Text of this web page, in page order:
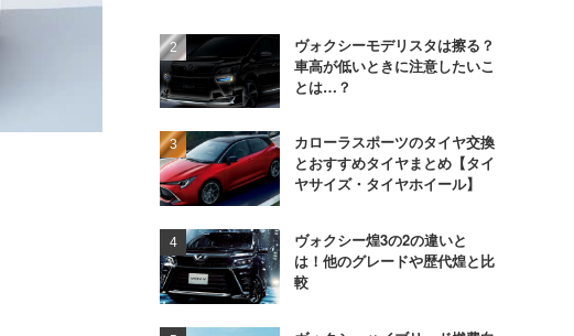
ヴォクシーモデリスタは擦る？
車高が低いときに注意したいこ
とは…？
カローラスポーツのタイヤ交換
とおすすめタイヤまとめ【タイ
ヤサイズ・タイヤホイール】
ヴォクシー煌3の2の違いと
は！他のグレードや歴代煌と比
較